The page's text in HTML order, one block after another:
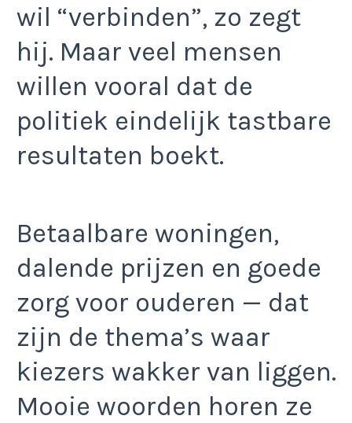
wil “verbinden”, zo zegt
hij. Maar veel mensen
willen vooral dat de
politiek eindelijk tastbare
resultaten boekt.
Betaalbare woningen,
dalende prijzen en goede
zorg voor ouderen — dat
zijn de thema’s waar
kiezers wakker van liggen.
Mooie woorden horen ze